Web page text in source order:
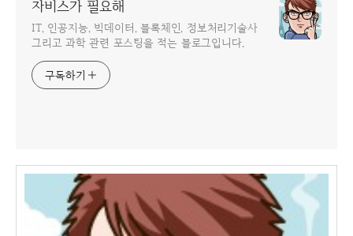
자비스가 필요해
IT, 인공지능, 빅데이터, 블록체인, 정보처리기술사
그리고 과학 관련 포스팅을 적는 블로그입니다.
구독하기